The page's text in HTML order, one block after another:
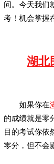
问。今天我们
考！机会掌握
湖北
如果你在
的成绩就是零
目的考试你依
零分，但不会